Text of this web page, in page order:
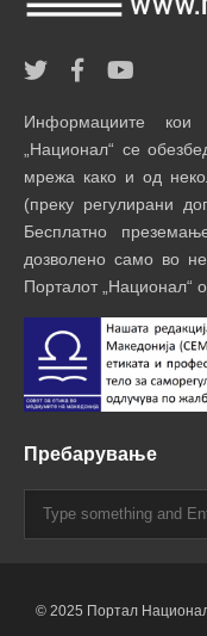
Информациите
„Национал“ се
мрежа како и од
(преку регулирани
Бесплатно
дозволено само во
Порталот „Национал“
Пребарување
© 2025 Портал